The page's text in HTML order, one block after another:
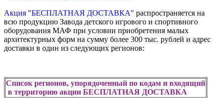
Акция "БЕСПЛАТНАЯ ДОСТАВКА" распространяется на
всю продукцию Завода детского игрового и спортивного
оборудования МАФ при условии приобретения малых
архитектурных форм на сумму более 300 тыс. рублей и адрес
доставки в один из следующих регионов:
Список регионов, упорядоченный по кодам и входящий
в территорию акции БЕСПЛАТНАЯ ДОСТАВКА